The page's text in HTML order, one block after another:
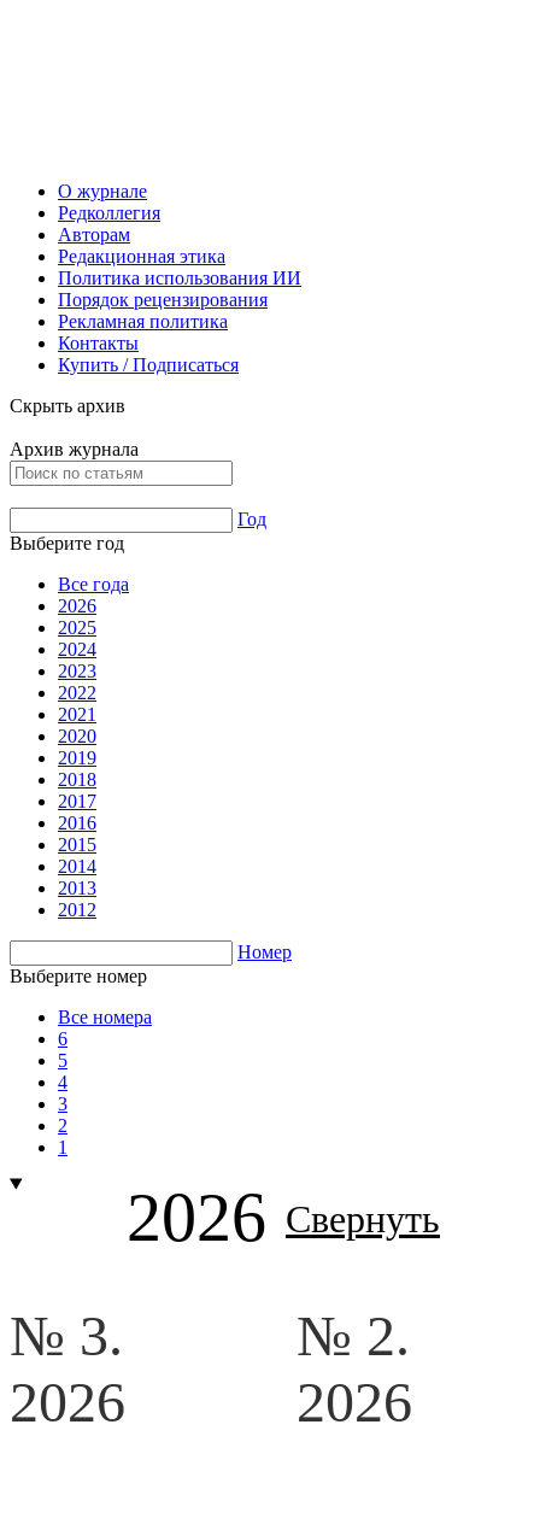
О журнале
Редколлегия
Авторам
Редакционная этика
Политика использования ИИ
Порядок рецензирования
Рекламная политика
Контакты
Купить / Подписаться
Скрыть архив
Архив журнала
Год
Выберите год
Все года
2026
2025
2024
2023
2022
2021
2020
2019
2018
2017
2016
2015
2014
2013
2012
Номер
Выберите номер
Все номера
6
5
4
3
2
1
2026 Свернуть
№ 3.
2026
№ 2.
2026